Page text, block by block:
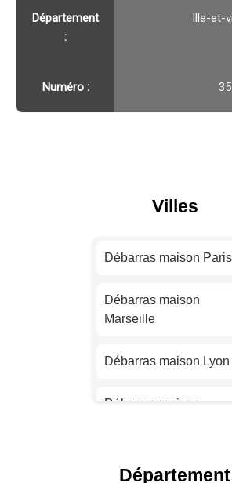
Département
:
Ille-et-
Numéro : 35
Villes
Débarras maison Paris
Débarras maison
Marseille
Débarras maison Lyon
Débarras maison
Débarras maison Nice
Département